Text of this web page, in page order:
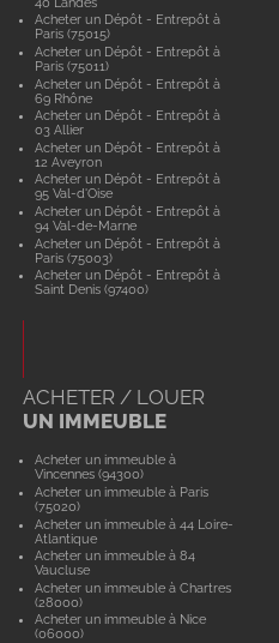
Acheter un Dépôt - Entrepôt à
Paris (75015)
Acheter un Dépôt - Entrepôt à
Paris (75011)
Acheter un Dépôt - Entrepôt à
69 Rhône
Acheter un Dépôt - Entrepôt à
03 Allier
Acheter un Dépôt - Entrepôt à
12 Aveyron
Acheter un Dépôt - Entrepôt à
95 Val-d'Oise
Acheter un Dépôt - Entrepôt à
94 Val-de-Marne
Acheter un Dépôt - Entrepôt à
Paris (75003)
Acheter un Dépôt - Entrepôt à
Saint Denis (97400)
ACHETER / LOUER
UN IMMEUBLE
Acheter un immeuble à
Vincennes (94300)
Acheter un immeuble à Paris
(75020)
Acheter un immeuble à 44 Loire-
Atlantique
Acheter un immeuble à 84
Vaucluse
Acheter un immeuble à Chartres
(28000)
Acheter un immeuble à Nice
(06000)